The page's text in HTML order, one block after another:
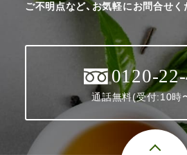
ご不明点など、お気軽にお問合せく
0120-
通話無料(受付:10時